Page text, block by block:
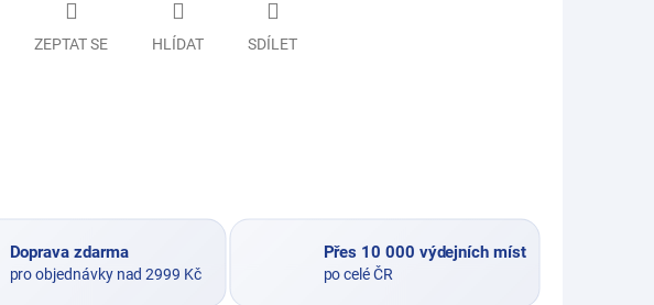
ZEPTAT SE HLÍDAT SDÍLET
Doprava zdarma
pro objednávky nad 2999 Kč
Přes 10 000 výdejních míst
po celé ČR